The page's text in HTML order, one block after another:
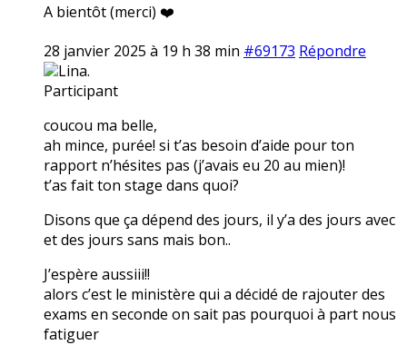
A bientôt (merci) ❤️
28 janvier 2025 à 19 h 38 min #69173 Répondre
Lina.
Participant
coucou ma belle,
ah mince, purée! si t’as besoin d’aide pour ton
rapport n’hésites pas (j’avais eu 20 au mien)!
t’as fait ton stage dans quoi?
Disons que ça dépend des jours, il y’a des jours avec
et des jours sans mais bon..
J’espère aussiii!!
alors c’est le ministère qui a décidé de rajouter des
exams en seconde on sait pas pourquoi à part nous
fatiguer